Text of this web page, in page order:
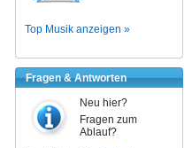
Top Musik anzeigen »
Fragen & Antworten
Neu hier?
Fragen zum
Ablauf?